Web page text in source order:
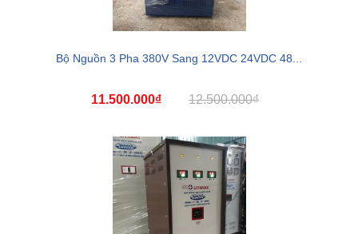
Bộ Nguồn 3 Pha 380V Sang 12VDC 24VDC 48...
11.500.000₫ 12.500.000₫